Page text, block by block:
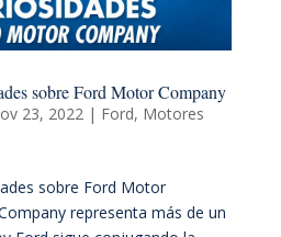
sobre Ford Motor Company
23, 2022 | Ford, Motores
sobre Ford Motor
representa más de un